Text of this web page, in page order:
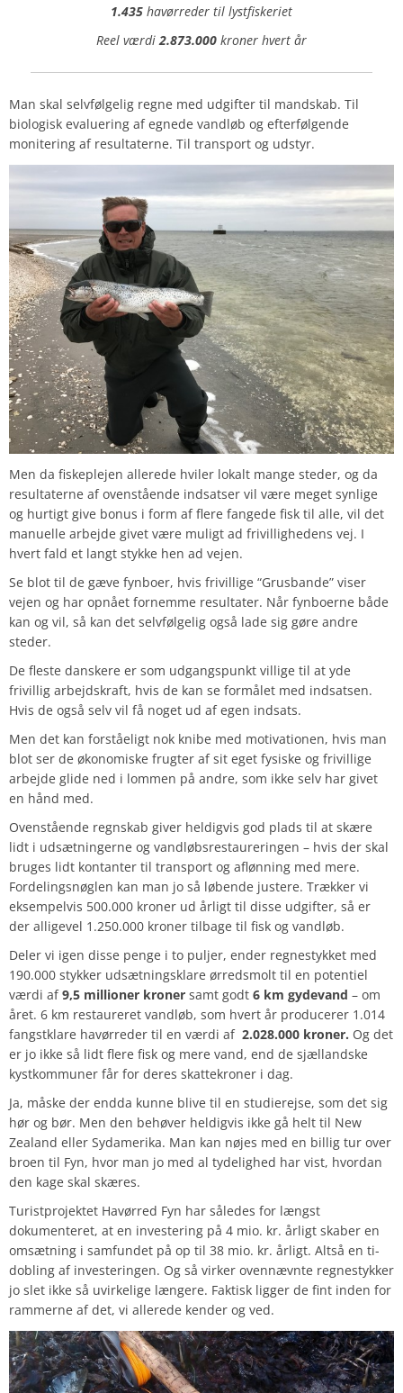
1.435 havørreder til lystfiskeriet
Reel værdi2.873.000 kroner hvert år
Man skal selvfølgelig regne med udgifter til mandskab. Til
biologisk evaluering af egnede vandløb og efterfølgende
monitering af resultaterne. Til transport og udstyr.
Men da fiskeplejen allerede hviler lokalt mange steder, og da
resultaterne af ovenstående indsatser vil være meget synlige
og hurtigt give bonus i form af flere fangede fisk til alle, vil det
manuelle arbejde givet være muligt ad frivillighedens vej. I
hvert fald et langt stykke hen ad vejen.
Se blot til de gæve fynboer, hvis frivillige “Grusbande” viser
vejen og har opnået fornemme resultater. Når fynboerne både
kan og vil, så kan det selvfølgelig også lade sig gøre andre
steder.
De fleste danskere er som udgangspunkt villige til at yde
frivillig arbejdskraft, hvis de kan se formålet med indsatsen.
Hvis de også selv vil få noget ud af egen indsats.
Men det kan forståeligt nok knibe med motivationen, hvis man
blot ser de økonomiske frugter af sit eget fysiske og frivillige
arbejde glide ned i lommen på andre, som ikke selv har givet
en hånd med.
Ovenstående regnskab giver heldigvis god plads til at skære
lidt i udsætningerne og vandløbsrestaureringen – hvis der skal
bruges lidt kontanter til transport og aflønning med mere.
Fordelingsnøglen kan man jo så løbende justere. Trækker vi
eksempelvis 500.000 kroner ud årligt til disse udgifter, så er
der alligevel 1.250.000 kroner tilbage til fisk og vandløb.
Deler vi igen disse penge i to puljer, ender regnestykket med
190.000 stykker udsætningsklare ørredsmolt til en potentiel
værdi af9,5 millioner kroner samt godt 6 km gydevand – om
året. 6 km restaureret vandløb, som hvert år producerer 1.014
fangstklare havørreder til en værdi af 2.028.000 kroner. Og det
er jo ikke så lidt flere fisk og mere vand, end de sjællandske
kystkommuner får for deres skattekroner i dag.
Ja, måske der endda kunne blive til en studierejse, som det sig
hør og bør. Men den behøver heldigvis ikke gå helt til New
Zealand eller Sydamerika. Man kan nøjes med en billig tur over
broen til Fyn, hvor man jo med al tydelighed har vist, hvordan
den kage skal skæres.
Turistprojektet Havørred Fyn har således for længst
dokumenteret, at en investering på 4 mio. kr. årligt skaber en
omsætning i samfundet på op til 38 mio. kr. årligt. Altså en ti-
dobling af investeringen. Og så virker ovennævnte regnestykker
jo slet ikke så uvirkelige længere. Faktisk ligger de fint inden for
rammerne af det, vi allerede kender og ved.